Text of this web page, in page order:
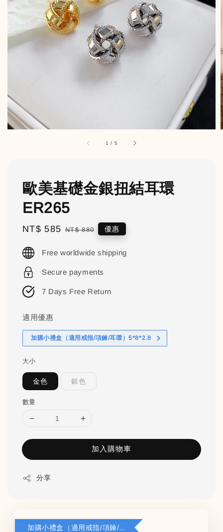
1 / 5
歐美基礎金銀扭結耳環
ER265
Sale
NT$ 585 Regular
NT$ 880 優惠
Free worldwide shipping
Secure payments
7 Days Free Return
適用優惠
加購小禮盒（適用戒指/項鍊/耳環）5*8*2.8
大小
金色 銀色
數量
加入購物車
分享
加購小禮盒（適用戒指/項鍊/耳環）5*8*2.8